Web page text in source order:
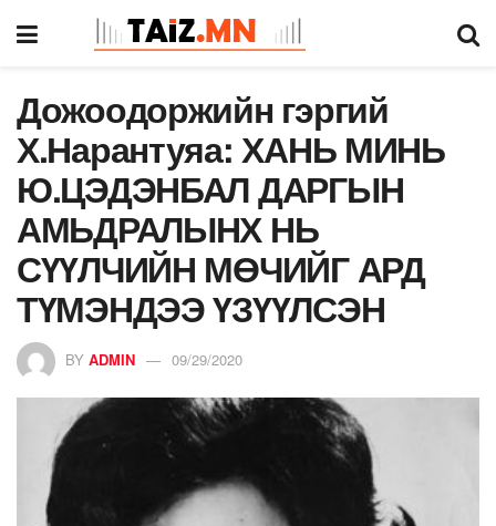
Дожоодоржийн гэргий
Х.Нарантуяа: ХАНЬ МИНЬ
Ю.ЦЭДЭНБАЛ ДАРГЫН
АМЬДРАЛЫНХ НЬ
СҮҮЛЧИЙН МӨЧИЙГ АРД
ТҮМЭНДЭЭ ҮЗҮҮЛСЭН
BY ADMIN 09/29/2020